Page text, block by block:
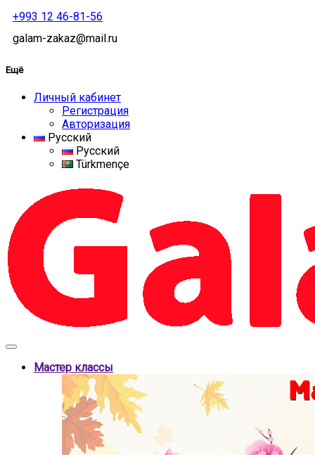
+993 12 46-81-56
galam-zakaz@mail.ru
Ещё
Личный кабинет
Регистрация
Авторизация
Русский
Русский
Türkmençe
Мастер классы